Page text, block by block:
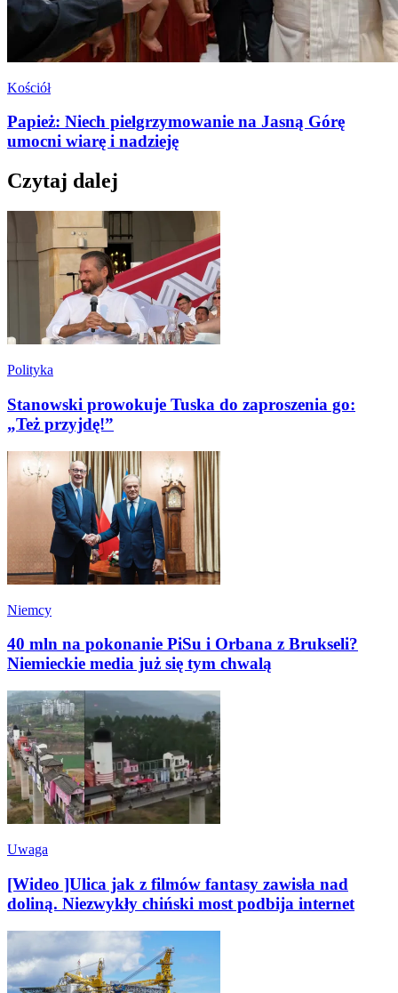
Kościół
Papież: Niech pielgrzymowanie na Jasną Górę
umocni wiarę i nadzieję
Czytaj dalej
Polityka
Stanowski prowokuje Tuska do zaproszenia go:
„Też przyjdę!”
Niemcy
40 mln na pokonanie PiSu i Orbana z Brukseli?
Niemieckie media już się tym chwalą
Uwaga
[Wideo ]Ulica jak z filmów fantasy zawisła nad
doliną. Niezwykły chiński most podbija internet